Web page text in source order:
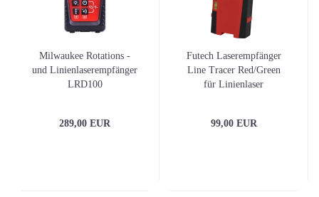
Milwaukee Rotations -
und Linienlaserempfänger
LRD100
289,00 EUR
Futech Laserempfänger
Line Tracer Red/Green
für Linienlaser
99,00 EUR